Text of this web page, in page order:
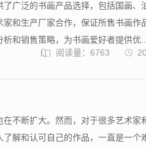
广泛的书画产品选择，包括国画、
和生产厂家合作，保证所售书画作
和销售策略，为书画爱好者提供优
阅读量：6763
不断扩大。然而，对于很多艺术家
解和认可自己的作品，一直是一个